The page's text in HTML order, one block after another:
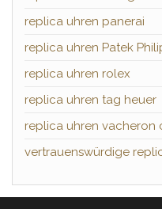
replica uhren panerai
replica uhren Patek
replica uhren rolex
replica uhren tag heuer
replica uhren vacheron
vertrauenswürdige